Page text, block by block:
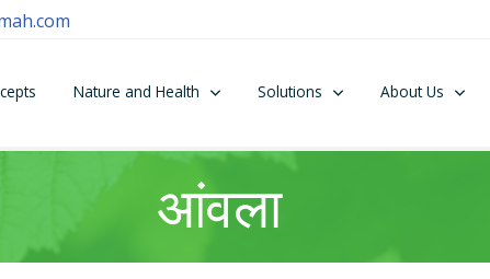
Nature and Health Solutions About Us
आंवला